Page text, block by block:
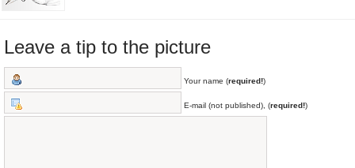
Leave a tip to the picture
Your name (required!)
E-mail (not published), (required!)